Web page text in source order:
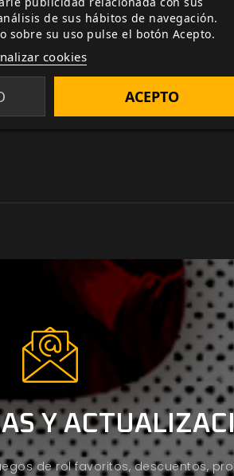
tus amigos.
de Cristal Oscuro.
y un mapa de Thra.
Y
de rol favoritos, descuentos,
de sus hábitos de navegación.
sobre su uso pulse el botón Acepto.
cookies
ACEPTO